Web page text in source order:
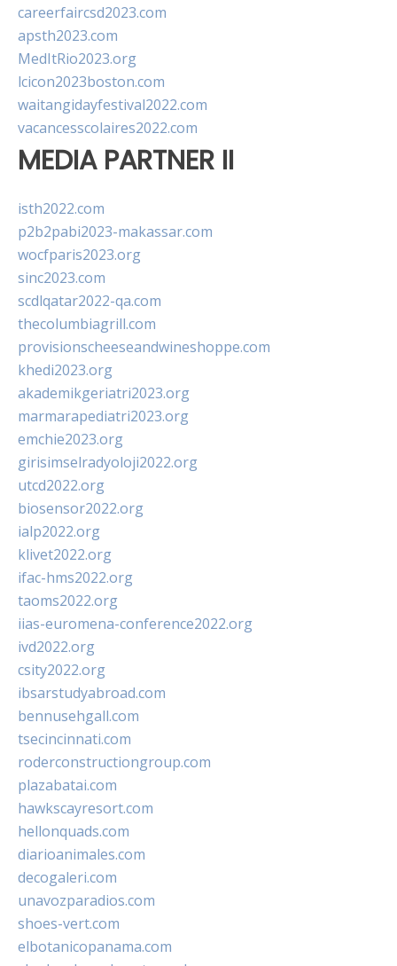
careerfaircsd2023.com
apsth2023.com
MedItRio2023.org
lcicon2023boston.com
waitangidayfestival2022.com
vacancesscolaires2022.com
MEDIA PARTNER II
isth2022.com
p2b2pabi2023-makassar.com
wocfparis2023.org
sinc2023.com
scdlqatar2022-qa.com
thecolumbiagrill.com
provisionscheeseandwineshoppe.com
khedi2023.org
akademikgeriatri2023.org
marmarapediatri2023.org
emchie2023.org
girisimselradyoloji2022.org
utcd2022.org
biosensor2022.org
ialp2022.org
klivet2022.org
ifac-hms2022.org
taoms2022.org
iias-euromena-conference2022.org
ivd2022.org
csity2022.org
ibsarstudyabroad.com
bennusehgall.com
tsecincinnati.com
roderconstructiongroup.com
plazabatai.com
hawkscayresort.com
hellonquads.com
diarioanimales.com
decogaleri.com
unavozparadios.com
shoes-vert.com
elbotanicopanama.com